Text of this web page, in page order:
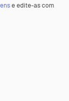
e edite-as com